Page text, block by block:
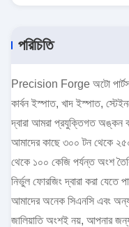
পরিচিতি
Precision Forge অটো পার্টস
কার্বন ইস্পাত, খাদ ইস্পাত,
দ্বারা আমরা প্রযুক্তিগত অঙ্কন
আমাদের কাছে ৩০০ টন থেকে
থেকে ১০০ কেজি পর্যন্ত অংশ
নির্ভুল ফোরজিং দ্বারা করা যেতে
আমাদের অনেক সিএনসি এবং
জালিয়াতি অংশই নয়, আপনার